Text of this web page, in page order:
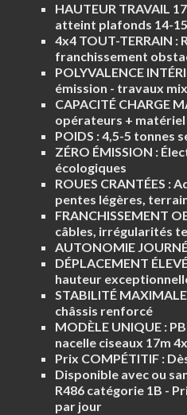
HAUTEUR TRAVAIL
atteint plafonds 14-
4x4 TOUT-TERRAIN :
franchissement
POLYVALENCE
émission - travaux
CAPACITÉ CHARGE
opérateurs +
POIDS :4,5-5 tonnes
ZÉRO ÉMISSION :
écologiques
ROUES CRANTÉES :
pentes légères,
FRANCHISSEMENT
câbles, irrégularités
AUTONOMIE
DÉPLACEMENT
hauteur
STABILITÉ
châssis renforcé
MODÈLE UNIQUE :
nacelle ciseaux 17m
Prix COMPÉTITIF :
Disponible avec ou
R486 catégorie 1B -
par jour